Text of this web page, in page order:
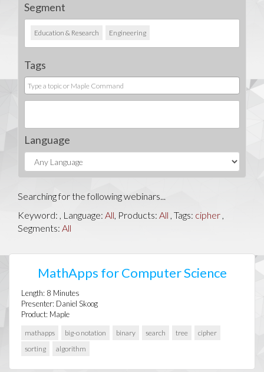
Segment
Education & Research Engineering
Tags
Language
Searching for the following webinars...
Keyword: , Language: All, Products: All , Tags: cipher ,
Segments: All
MathApps for Computer Science
Length: 8 Minutes
Presenter: Daniel Skoog
Product: Maple
mathapps big-o notation binary search tree
cipher
sorting
algorithm